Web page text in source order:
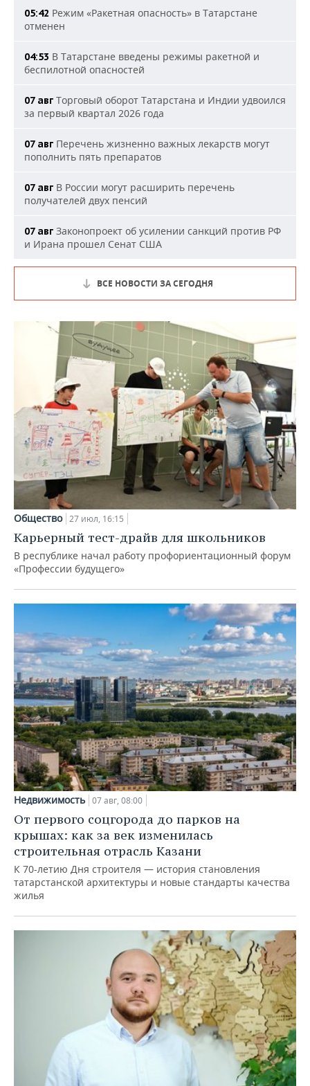
05:42 Режим «Ракетная опасность» в Татарстане
отменен
04:53 В Татарстане введены режимы ракетной и
беспилотной опасностей
07 авг Торговый оборот Татарстана и Индии удвоился
за первый квартал 2026 года
07 авг Перечень жизненно важных лекарств могут
пополнить пять препаратов
07 авг В России могут расширить перечень
получателей двух пенсий
07 авг Законопроект об усилении санкций против РФ
и Ирана прошел Сенат США
ВСЕ НОВОСТИ ЗА СЕГОДНЯ
Общество 27 июл, 16:15
Карьерный тест-драйв для школьников
В республике начал работу профориентационный форум
«Профессии будущего»
Недвижимость 07 авг, 08:00
От первого соцгорода до парков на
крышах: как за век изменилась
строительная отрасль Казани
К 70-летию Дня строителя — история становления
татарстанской архитектуры и новые стандарты качества
жилья